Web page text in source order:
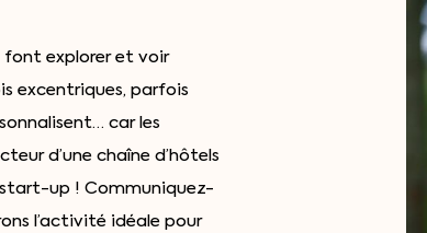
font explorer et voir
excentriques, parfois
car les
d’une chaîne d’hôtels
up ! Communiquez-
l’activité idéale pour